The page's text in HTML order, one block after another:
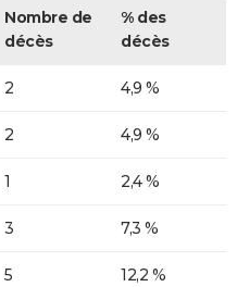
Nombre de
décès
% des
décès
2 4,9 %
2 4,9 %
1 2,4 %
3 7,3 %
5 12,2 %